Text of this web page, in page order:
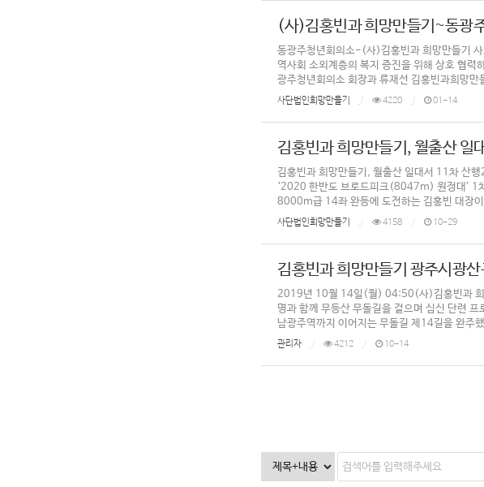
(사)김홍빈과 희망만들기~동광
동광주청년회의소-(사)김홍빈과 희망만들기
역사회 소외계층의 복지 증진을 위해 상호 협
광주청년회의소 회장과 류재선 김홍빈과희망
사단법인희망만들기 4220 01-14
김홍빈과 희망만들기, 월출산 일
김홍빈과 희망만들기, 월출산 일대서 11차
‘2020 한반도 브로드피크(8047m) 원정대’ 1
8000m급 14좌 완등에 도전하는 김홍빈 대장
사단법인희망만들기 4158 10-29
김홍빈과 희망만들기 광주시광
2019년 10월 14일(월) 04:50(사)김홍빈과 희
명과 함께 무등산 무돌길을 걸으며 심신 단련
남광주역까지 이어지는 무돌길 제14길을 완주
관리자 4212 10-14